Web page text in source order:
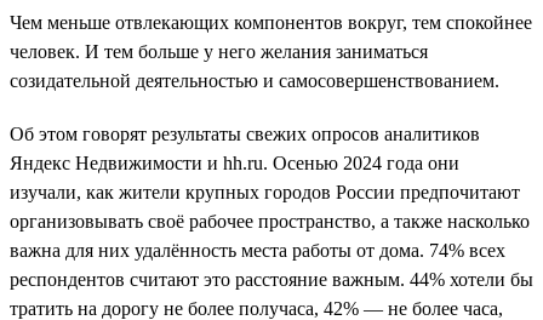
Чем меньше отвлекающих компонентов вокруг, тем спокойнее
человек. И тем больше у него желания заниматься
созидательной деятельностью и самосовершенствованием.
Об этом говорят результаты свежих опросов аналитиков
Яндекс Недвижимости и hh.ru. Осенью 2024 года они
изучали, как жители крупных городов России предпочитают
организовывать своё рабочее пространство, а также насколько
важна для них удалённость места работы от дома. 74% всех
респондентов считают это расстояние важным. 44% хотели бы
тратить на дорогу не более получаса, 42% — не более часа,